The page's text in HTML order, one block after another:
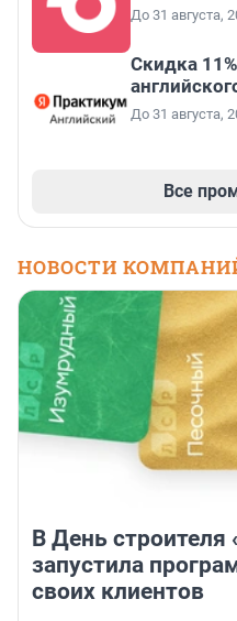
До 31 августа,
Скидка
До 31 августа,
Все
НОВОСТИ
В День строителя
запустила
своих клиентов